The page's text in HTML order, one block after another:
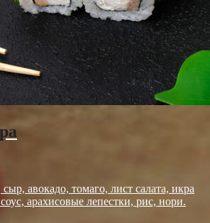
авокадо, томаго, лист салата, икра
арахисовые лепестки, рис, нори.